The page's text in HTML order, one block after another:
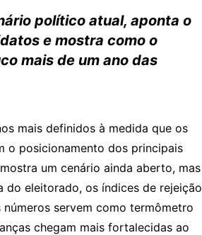
político atual, aponta o
e mostra como o
mais de um ano das
mais definidos à medida que os
o posicionamento dos principais
um cenário ainda aberto, mas
do eleitorado, os índices de rejeição
servem como termômetro
chegam mais fortalecidas ao